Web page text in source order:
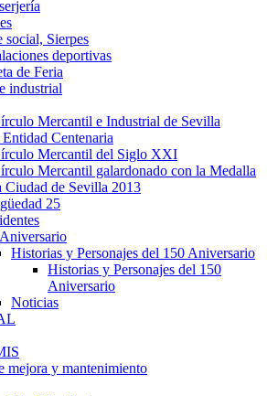
social, Sierpes
deportivas
de Feria
industrial
Mercantil e Industrial de Sevilla
Centenaria
Mercantil del Siglo XXI
Mercantil galardonado con la Medalla
Ciudad de Sevilla 2013
25
Historias y Personajes del 150 Aniversario
Historias y Personajes del 150
Aniversario
Noticias
mejora y mantenimiento